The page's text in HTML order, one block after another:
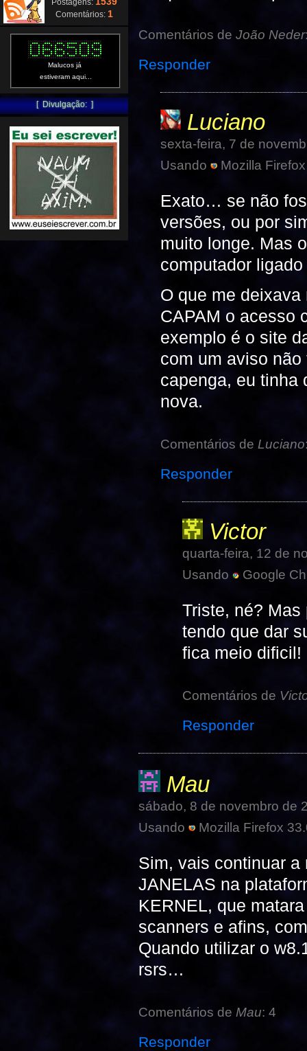
Comentários deJoão Neder
Responder
Luciano
sexta-feira, 7 de
Usando
Mozilla
Exato… se não
versões, ou por
muito longe. Mas
computador
O que me
CAPAM o acesso
exemplo é o site
com um aviso
capenga, eu tinha
nova.
Comentários de Luciano
Responder
Victor
quarta-feira, 12 de
Usando
Google
Triste, né?
tendo que dar
fica meio dificil!
Comentários de
Responder
Mau
sábado, 8 de novembro de
Usando
Mozilla Firefox
Sim, vais continuar
JANELAS na
KERNEL, que
scanners e afins,
Quando utilizar o
rsrs…
Comentários de Mau: 4
Responder
Postagens:
Comentários:1
Malucos já
estiveram aqui...
[ Divulgação: ]